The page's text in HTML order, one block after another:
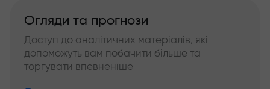
Огляди та прогнози
Доступ до аналітичних матеріалів, які
допоможуть вам побачити більше та
торгувати впевненіше